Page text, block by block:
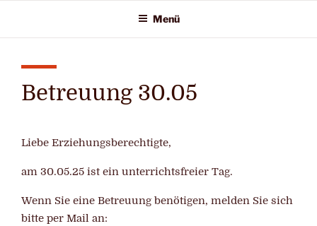
springen
Menü
Betreuung 30.05
Liebe Erziehungsberechtigte,
am 30.05.25 ist ein unterrichtsfreier Tag.
Wenn Sie eine Betreuung benötigen, melden Sie sich
bitte per Mail an: